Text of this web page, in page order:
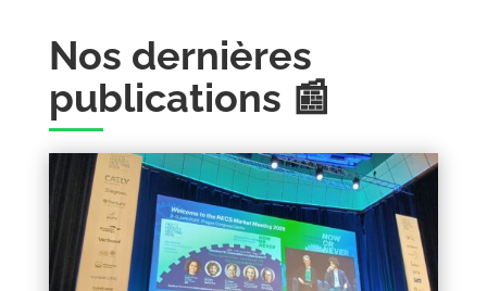
Nos dernières
publications 📰